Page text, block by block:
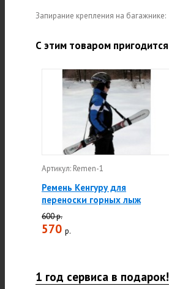
Запирание крепления на багажнике:
С этим товаром пригодится
Артикул: Remen-1
Ремень Кенгуру для
переноски горных лыж
600 р.
570 р.
1 год сервиса в подарок!